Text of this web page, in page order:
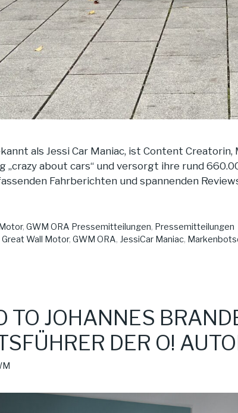
als Jessi Car Maniac, ist Content
„crazy about cars“ und versorgt ihre rund
Fahrberichten und spannenden
,GWM ORA Pressemitteilungen, Pressemitteilungen
Great Wall Motor,GWM ORA, JessiCar Maniac,
TO JOHANNES
DER O!